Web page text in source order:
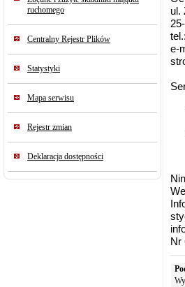
ruchomego
Centralny Rejestr Plików
Statystyki
Mapa serwisu
Rejestr zmian
Deklaracja dostępności
ul.
e-
Nr